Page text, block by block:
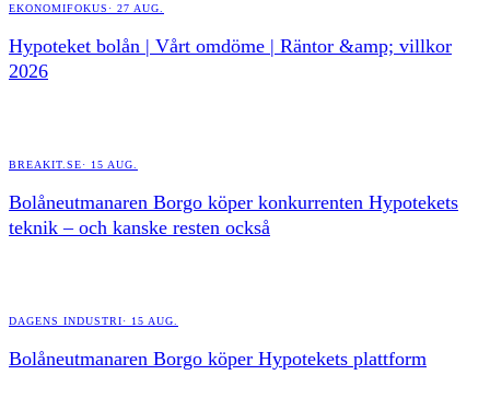
EKONOMIFOKUS · 27 AUG.
Hypoteket bolån | Vårt omdöme | Räntor &amp; villkor
2026
BREAKIT.SE· 15 AUG.
Bolåneutmanaren Borgo köper konkurrenten Hypotekets
teknik – och kanske resten också
DAGENS INDUSTRI· 15 AUG.
Bolåneutmanaren Borgo köper Hypotekets plattform